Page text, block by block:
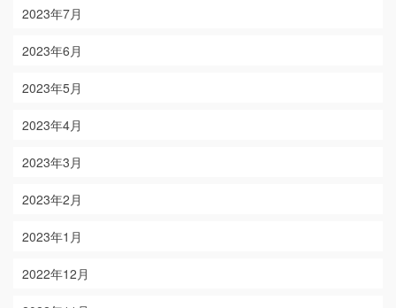
2023年7月
2023年6月
2023年5月
2023年4月
2023年3月
2023年2月
2023年1月
2022年12月